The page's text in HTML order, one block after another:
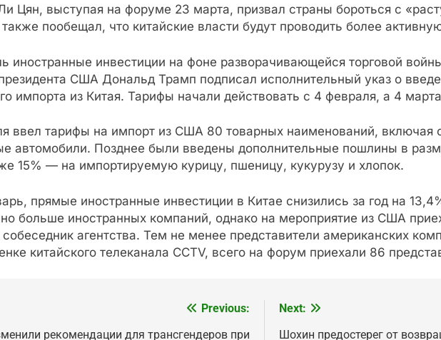
Цян, выступая на форуме 23 марта, призвал страны бороться с
пообещал, что китайские власти будут проводить более
иностранные инвестиции на фоне разворачивающейся торговой
США Дональд Трамп подписал исполнительный указ о
импорта из Китая. Тарифы начали действовать с 4 февраля, а 4
ввел тарифы на импорт из США 80 товарных наименований,
автомобили. Позднее были введены дополнительные пошлины в
15% — на импортируемую курицу, пшеницу, кукурузу и хлопок.
прямые иностранные инвестиции в Китае снизились за год на
больше иностранных компаний, однако на мероприятие из США
агентства. Тем не менее представители американских
китайского телеканала CCTV, всего на форум приехали 86
Previous:
рекомендации для трансгендеров при
Next:
Шохин предостерег от